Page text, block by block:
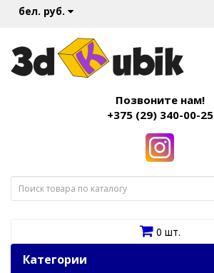
бел. руб.
Позвоните нам!
+375 (29) 340-00-25
0 шт.
Категории